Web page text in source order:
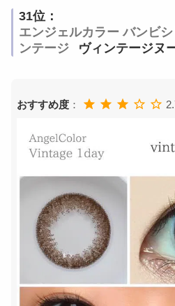
31位：
エンジェルカラー バンビ
ンテージ
ヴィンテージヌ
おすすめ度 ：